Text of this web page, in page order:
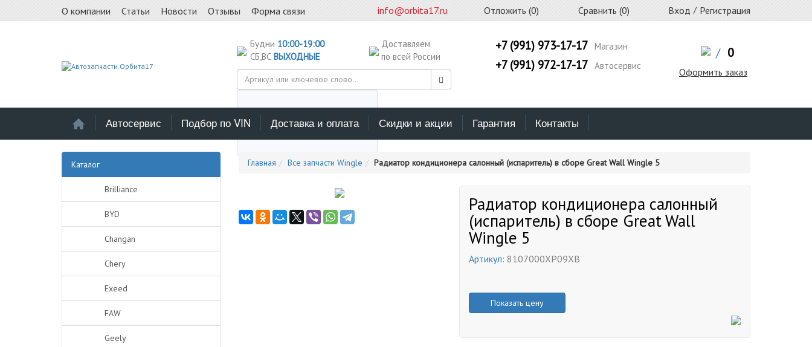
О компании Статьи Новости Отзывы Форма связи info@orbita17.ru Отложить (0) Сравнить (0) Вход / Регистрация
Будни 10:00-19:00
СБ,ВС ВЫХОДНЫЕ
Доставляем
по всей России
Выберите каталог поиска
+7 (991) 973-17-17 Магазин
+7 (991) 972-17-17 Автосервис
/ 0
Оформить заказ
Автосервис Подбор по VIN Доставка и оплата Скидки и акции Гарантия Контакты
Каталог
Brilliance
BYD
Changan
Chery
Exeed
FAW
Geely
Главная Все запчасти Wingle Радиатор кондиционера салонный (испаритель) в сборе Great Wall Wingle 5
Радиатор кондиционера салонный
(испаритель) в сборе Great Wall
Wingle 5
Артикул: 8107000XP09XB
Показать цену